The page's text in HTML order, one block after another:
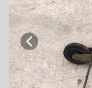
Previous